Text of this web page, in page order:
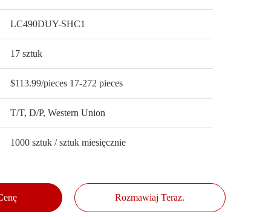
LC490DUY-SHC1
17 sztuk
$113.99/pieces 17-272 pieces
T/T, D/P, Western Union
1000 sztuk / sztuk miesięcznie
Rozmawiaj Teraz.